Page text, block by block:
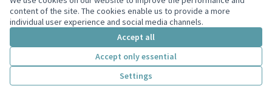
content of the site. The cookies enable us to provide a more
individual user experience and social media channels.
Accept all
Accept only essential
Settings
Non solo un parcheggio per Piazza
Centro Sociale Età Libera 0 1